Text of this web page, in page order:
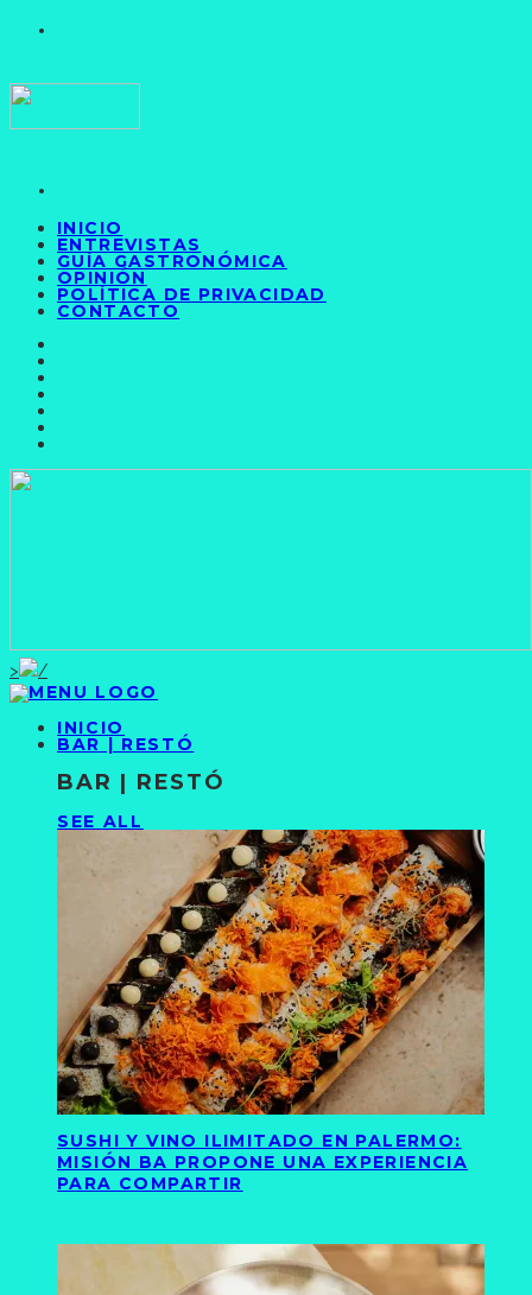
INICIO
ENTREVISTAS
GUÍA GASTRONÓMICA
OPINIÓN
POLÍTICA DE PRIVACIDAD
CONTACTO
>
INICIO
BAR | RESTÓ
BAR | RESTÓ
SEE ALL
SUSHI Y VINO ILIMITADO EN PALERMO:
MISIÓN BA PROPONE UNA EXPERIENCIA
PARA COMPARTIR